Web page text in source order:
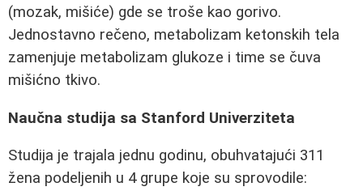
(mozak, mišiće) gde se troše kao gorivo.
Jednostavno rečeno, metabolizam ketonskih tela
zamenjuje metabolizam glukoze i time se čuva
mišićno tkivo.
Naučna studija sa Stanford Univerziteta
Studija je trajala jednu godinu, obuhvatajući 311
žena podeljenih u 4 grupe koje su sprovodile: